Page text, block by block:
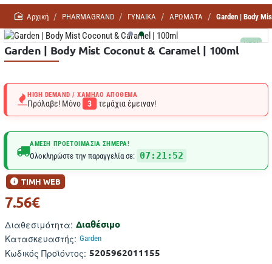
homePHARMAGRAND ΓΥΝΑΙΚΑ ΑΡΩΜΑΤΑ Garden | Body
NEO!
Garden | Body Mist Coconut & Caramel | 100ml
HIGH DEMAND / ΧΑΜΗΛΌ ΑΠΌΘΕΜΑ
Πρόλαβε! Μόνο 3 τεμάχια έμειναν!
ΆΜΕΣΗ ΠΡΟΕΤΟΙΜΑΣΊΑ ΣΉΜΕΡΑ!
Ολοκληρώστε την παραγγελία σε: 07:21:51
Διαθεσιμότητα: Διαθέσιμο
Κατασκευαστής: Garden
Κωδικός Προϊόντος: 5205962011155
ΤΙΜΗ WEB
7.56€